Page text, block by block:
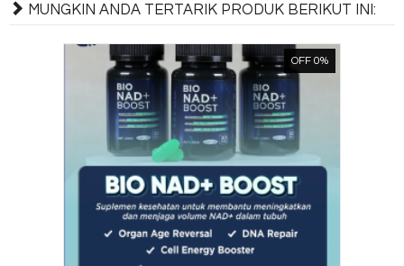
MUNGKIN ANDA TERTARIK PRODUK BERIKUT INI:
OFF 0%